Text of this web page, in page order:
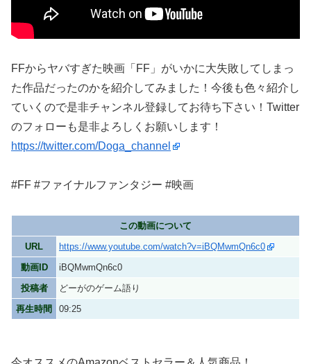
FFからヤバすぎた映画「FF」がいかに大失敗してしまっ
た作品だったのかを紹介してみました！今後も色々紹介し
ていくので是非チャンネル登録してお待ち下さい！Twitter
のフォローも是非よろしくお願いします！
https://twitter.com/Doga_channel
#FF #ファイナルファンタジー #映画
この動画について
URL
https://www.youtube.com/watch?v=iBQMwmQn6c0
動画ID
iBQMwmQn6c0
投稿者
どーがのゲーム語り
再生時間
09:25